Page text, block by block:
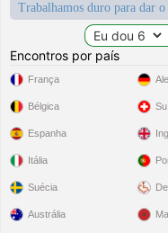
Trabalhamos duro para dar
Encontros por país
França
Bélgica
Espanha
Itália
Suécia
Austrália